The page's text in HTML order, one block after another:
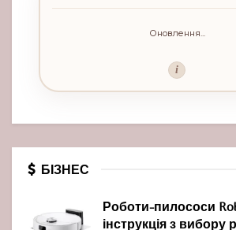
Оновлення...
i
БІЗНЕС
Роботи-пилососи
інструкція з вибору